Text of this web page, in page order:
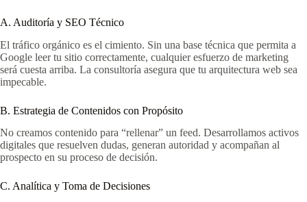
A. Auditoría y SEO Técnico
El tráfico orgánico es el cimiento. Sin una base técnica que permita a
Google leer tu sitio correctamente, cualquier esfuerzo de marketing
será cuesta arriba. La consultoría asegura que tu arquitectura web sea
impecable.
B. Estrategia de Contenidos con Propósito
No creamos contenido para “rellenar” un feed. Desarrollamos activos
digitales que resuelven dudas, generan autoridad y acompañan al
prospecto en su proceso de decisión.
C. Analítica y Toma de Decisiones